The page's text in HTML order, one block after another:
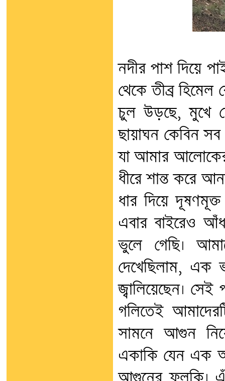
নদীর পাশ দিয়ে
থেকে তীব্র
চুল উড়ছে, মুখে
ছায়াঘন কেবিন
যা আমার আলোকের
ধীরে শান্ত করে
ধার দিয়ে
এবার বাইরেও
ভুলে গেছি।
দেখেছিলাম, এক
জ্বালিয়েছেন। সেই
গলিতেই
সামনে আগুন
একাকি যেন এক